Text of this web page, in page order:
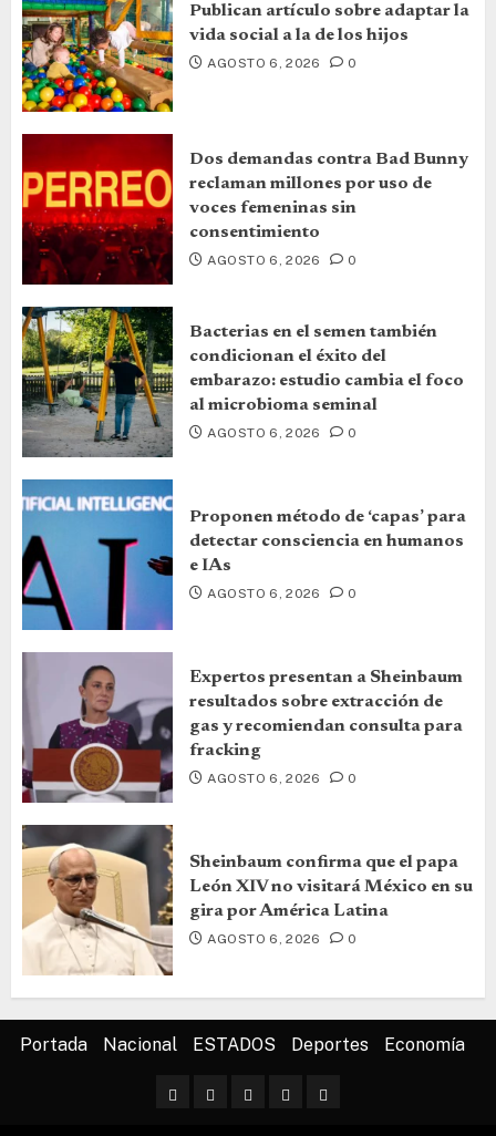
Publican artículo sobre adaptar la
vida social a la de los hijos
AGOSTO 6, 2026 0
Dos demandas contra Bad Bunny
reclaman millones por uso de
voces femeninas sin
consentimiento
AGOSTO 6, 2026 0
Bacterias en el semen también
condicionan el éxito del
embarazo: estudio cambia el foco
al microbioma seminal
AGOSTO 6, 2026 0
Proponen método de ‘capas’ para
detectar consciencia en humanos
e IAs
AGOSTO 6, 2026 0
Expertos presentan a Sheinbaum
resultados sobre extracción de
gas y recomiendan consulta para
fracking
AGOSTO 6, 2026 0
Sheinbaum confirma que el papa
León XIV no visitará México en su
gira por América Latina
AGOSTO 6, 2026 0
Portada Nacional ESTADOS Deportes Economía